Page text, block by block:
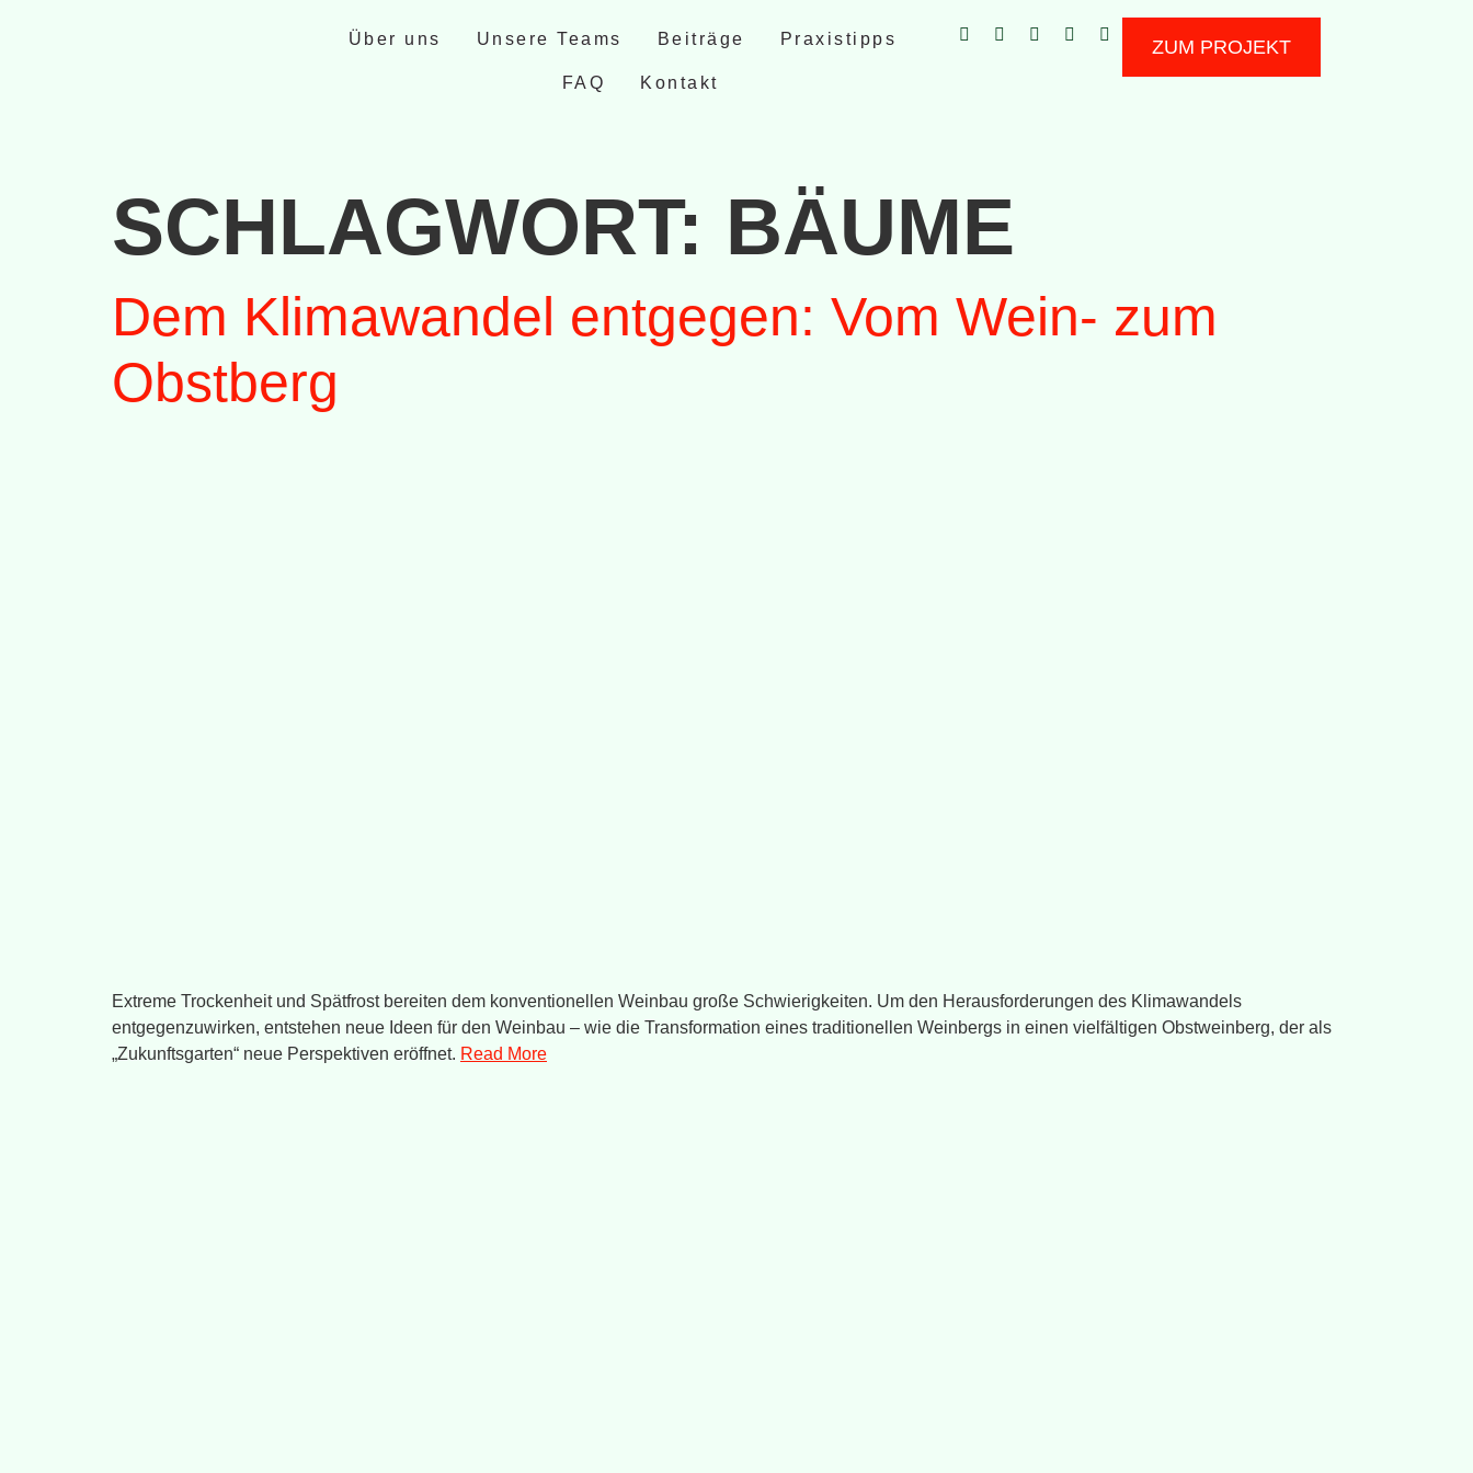
Über uns Unsere Teams Beiträge Praxistipps
FAQ Kontakt
ZUM PROJEKT
SCHLAGWORT: BÄUME
Dem Klimawandel entgegen: Vom Wein- zum
Obstberg
Extreme Trockenheit und Spätfrost bereiten dem konventionellen Weinbau große Schwierigkeiten. Um den Herausforderungen des Klimawandels
entgegenzuwirken, entstehen neue Ideen für den Weinbau – wie die Transformation eines traditionellen Weinbergs in einen vielfältigen Obstweinberg, der als
„Zukunftsgarten“ neue Perspektiven eröffnet. Read More